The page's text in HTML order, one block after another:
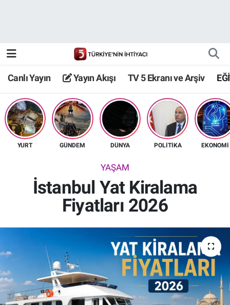
Canlı Yayın Yayın Akışı TV 5 Ekranı ve Arşiv
YURT GÜNDEM DÜNYA POLİTİKA EKONOMİ
YAŞAM
İstanbul Yat Kiralama
Fiyatları 2026
TV 5 Ekranı ve Arşiv